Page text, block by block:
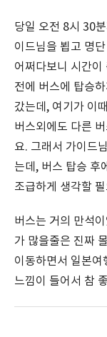
당일 오전 8시 30
이드님을 뵙고 명
어쩌다보니 시간
전에 버스에 탑승
갔는데, 여기가 이
버스외에도 다른
요. 그래서 가이드
는데, 버스 탑승 후
조급하게 생각할
버스는 거의 만석
가 많을줄은 진짜
이동하면서 일본여
느낌이 들어서 참